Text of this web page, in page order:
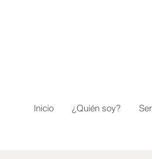
Inicio ¿Quién soy?